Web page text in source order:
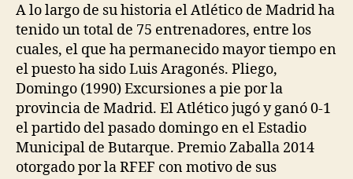
A lo largo de su historia el Atlético de Madrid ha
tenido un total de 75 entrenadores, entre los
cuales, el que ha permanecido mayor tiempo en
el puesto ha sido Luis Aragonés. Pliego,
Domingo (1990) Excursiones a pie por la
provincia de Madrid. El Atlético jugó y ganó 0-1
el partido del pasado domingo en el Estadio
Municipal de Butarque. Premio Zaballa 2014
otorgado por la RFEF con motivo de sus